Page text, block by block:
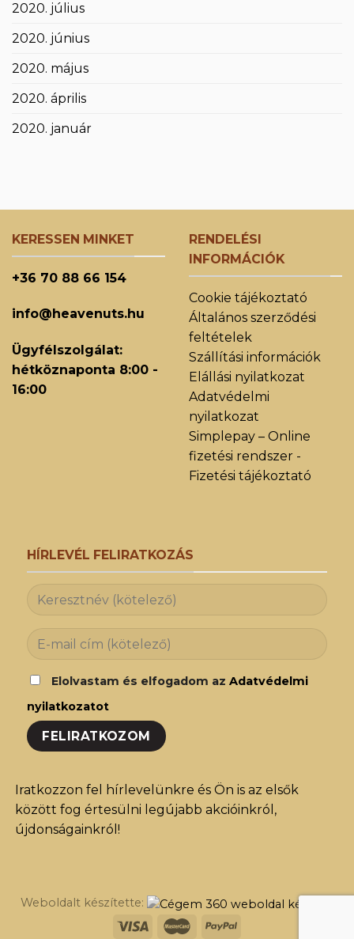
2020. július
2020. június
2020. május
2020. április
2020. január
KERESSEN MINKET
+36 70 88 66 154
info@heavenuts.hu
Ügyfélszolgálat:
hétköznaponta 8:00 -
16:00
RENDELÉSI
INFORMÁCIÓK
Cookie tájékoztató
Általános szerződési
feltételek
Szállítási információk
Elállási nyilatkozat
Adatvédelmi
nyilatkozat
Simplepay – Online
fizetési rendszer -
Fizetési tájékoztató
HÍRLEVÉL FELIRATKOZÁS
Elolvastam és elfogadom az Adatvédelmi
nyilatkozatot
Iratkozzon fel hírlevelünkre és Ön is az elsők
között fog értesülni legújabb akcióinkról,
újdonságainkról!
Weboldalt készítette: